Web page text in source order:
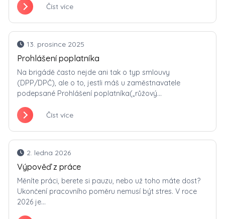
Číst více
13. prosince 2025
Prohlášení poplatníka
Na brigádě často nejde ani tak o typ smlouvy
(DPP/DPČ), ale o to, jestli máš u zaměstnavatele
podepsané Prohlášení poplatníka(„růžový...
Číst více
2. ledna 2026
Výpověď z práce
Měníte práci, berete si pauzu, nebo už toho máte dost?
Ukončení pracovního poměru nemusí být stres. V roce
2026 je...